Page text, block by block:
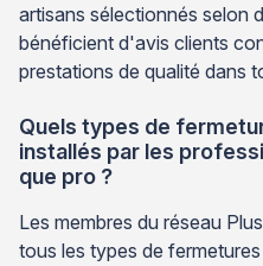
artisans sélectionnés selon
bénéficient d'avis clients
prestations de qualité dans
Quels types de
installés par les
que pro ?
Les membres du réseau
tous les types de